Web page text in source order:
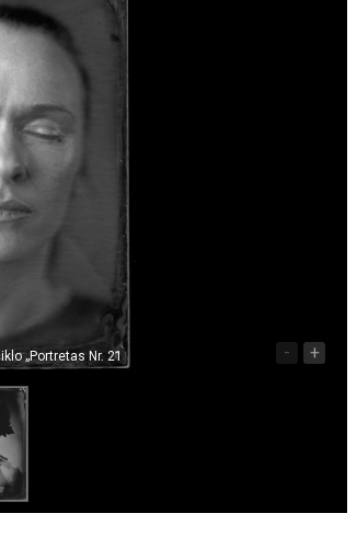
„Portretas Nr. 21 - +